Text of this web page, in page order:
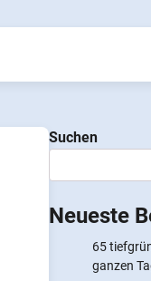
Suchen
Neueste
65
ganzen